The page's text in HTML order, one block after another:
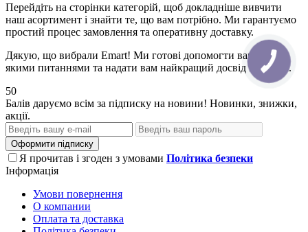
Перейдіть на сторінки категорій, щоб докладніше вивчити
наш асортимент і знайти те, що вам потрібно. Ми гарантуємо
простий процес замовлення та оперативну доставку.
Дякую, що вибрали Emart! Ми готові допомогти вам з будь-
якими питаннями та надати вам найкращий досвід покупок.
50
Балів даруємо всім за підписку на новини! Новинки, знижки,
акції.
Оформити підписку
Я прочитав і згоден з умовами Політика безпеки
Інформація
Умови повернення
О компании
Оплата та доставка